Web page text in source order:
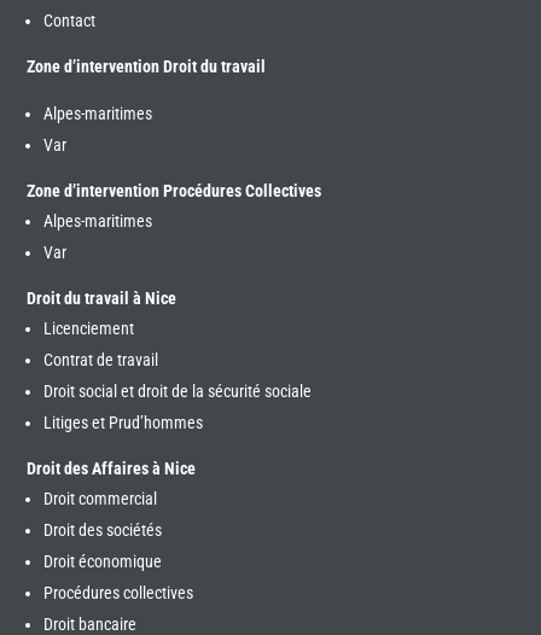
Contact
Zone d’intervention Droit du travail
Alpes-maritimes
Var
Zone d’intervention Procédures Collectives
Alpes-maritimes
Var
Droit du travail à Nice
Licenciement
Contrat de travail
Droit social et droit de la sécurité sociale
Litiges et Prud’hommes
Droit des Affaires à Nice
Droit commercial
Droit des sociétés
Droit économique
Procédures collectives
Droit bancaire